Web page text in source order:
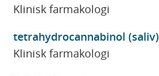
Klinisk farmakologi
tetrahydrocannabinol (saliv)
Klinisk farmakologi